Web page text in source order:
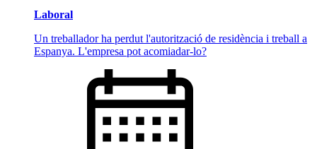
Laboral
Un treballador ha perdut l'autorització de residència i treball a
Espanya. L'empresa pot acomiadar-lo?